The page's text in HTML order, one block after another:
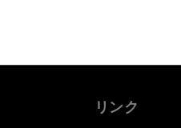
リンク